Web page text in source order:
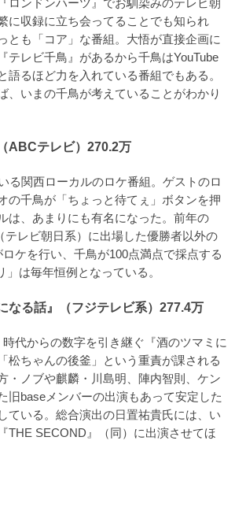
に収録に立ち会ってることでも知られ
とも「コア」な番組。大悟が直接企画に
テレビ千鳥』があるから千鳥はYouTube
語るほど力を入れている番組でもある。
、いまの千鳥が考えていることがわかり
ABCテレビ）270.2万
る関西ローカルのロケ番組。ゲストのロ
の千鳥が「ちょっと待てぇ」ボタンを押
は、あまりにも有名になった。前年の
テレビ朝日系）に出場した優勝者以外の
ケを行い、千鳥が100点満点で採点する
」は毎年恒例となっている。
なる話』（フジテレビ系）277.4万
代からの数字を引き継ぐ『酒のツマミに
松ちゃんの後釜」という重責が課される
・ノブや麒麟・川島明、陣内智則、ケン
旧baseメンバーの出演もあって安定した
ている。総合演出の日置祐貴氏には、い
THE SECOND』（同）に出演させてほ